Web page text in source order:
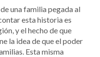
una familia pegada al
esta historia es
y el hecho de que
la idea de que el poder
Esta misma